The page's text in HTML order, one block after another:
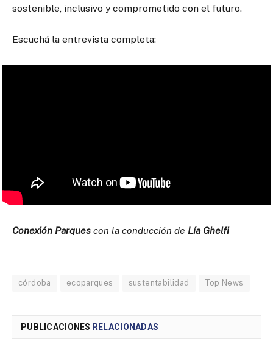
sostenible, inclusivo y comprometido con el futuro.
Escuchá la entrevista completa:
Conexión Parques con la conducción de Lía Ghelfi
córdoba ecoparques sustentabilidad Top News
PUBLICACIONES RELACIONADAS